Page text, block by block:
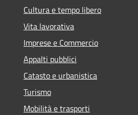
Cultura e tempo libero
Vita lavorativa
Imprese e Commercio
Appalti pubblici
Catasto e urbanistica
Turismo
Mobilità e trasporti